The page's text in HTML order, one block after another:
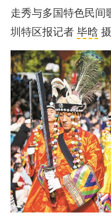
走秀与多国特色民间
圳特区报记者 毕晗 摄